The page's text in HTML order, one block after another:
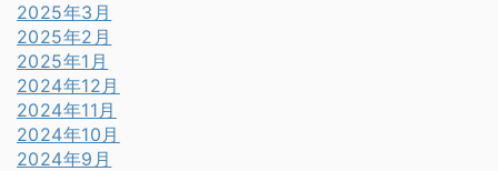
2025年3月
2025年2月
2025年1月
2024年12月
2024年11月
2024年10月
2024年9月